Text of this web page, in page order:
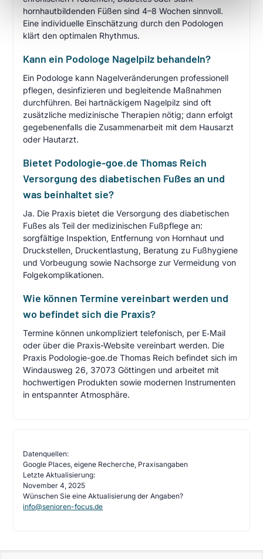
hornhautbildenden Füßen sind 4–8 Wochen sinnvoll.
Eine individuelle Einschätzung durch den Podologen
klärt den optimalen Rhythmus.
Kann ein Podologe Nagelpilz behandeln?
Ein Podologe kann Nagelveränderungen professionell
pflegen, desinfizieren und begleitende Maßnahmen
durchführen. Bei hartnäckigem Nagelpilz sind oft
zusätzliche medizinische Therapien nötig; dann erfolgt
gegebenenfalls die Zusammenarbeit mit dem Hausarzt
oder Hautarzt.
Bietet Podologie-goe.de Thomas Reich
Versorgung des diabetischen Fußes an und
was beinhaltet sie?
Ja. Die Praxis bietet die Versorgung des diabetischen
Fußes als Teil der medizinischen Fußpflege an:
sorgfältige Inspektion, Entfernung von Hornhaut und
Druckstellen, Druckentlastung, Beratung zu Fußhygiene
und Vorbeugung sowie Nachsorge zur Vermeidung von
Folgekomplikationen.
Wie können Termine vereinbart werden und
wo befindet sich die Praxis?
Termine können unkompliziert telefonisch, per E‑Mail
oder über die Praxis-Website vereinbart werden. Die
Praxis Podologie-goe.de Thomas Reich befindet sich im
Windausweg 26, 37073 Göttingen und arbeitet mit
hochwertigen Produkten sowie modernen Instrumenten
in entspannter Atmosphäre.
Datenquellen:
Google Places, eigene Recherche, Praxisangaben
Letzte Aktualisierung:
November 4, 2025
Wünschen Sie eine Aktualisierung der Angaben?
info@senioren-focus.de